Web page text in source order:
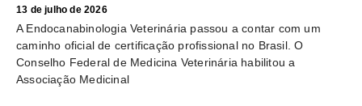
13 de julho de 2026
A Endocanabinologia Veterinária passou a contar com um
caminho oficial de certificação profissional no Brasil. O
Conselho Federal de Medicina Veterinária habilitou a
Associação Medicinal